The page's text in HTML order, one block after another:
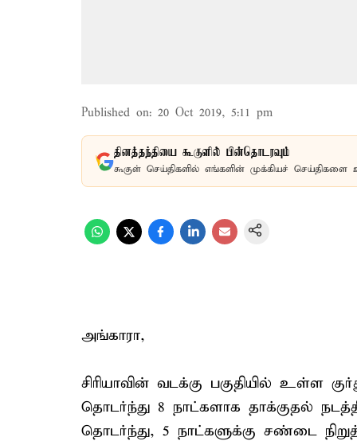
Published on: 20 Oct 2019, 5:11 pm
தினத்தந்தியை கூகுளில் பின்தொடரவும்
கூகுள் செய்திகளில் எங்களின் முக்கியச் செய்திகளை
அங்காரா,
சிரியாவின் வடக்கு பகுதியில் உள்ள
தொடர்ந்து 8 நாட்களாக தாக்குதல்
தொடர்ந்து, 5 நாட்களுக்கு சண்டை